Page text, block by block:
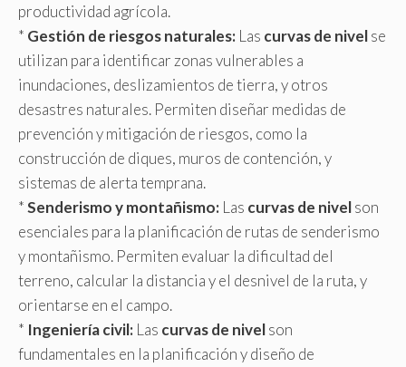
productividad agrícola.
* Gestión de riesgos naturales: Las curvas de nivelse
utilizan para identificar zonas vulnerables a
inundaciones, deslizamientos de tierra, y otros
desastres naturales. Permiten diseñar medidas de
prevención y mitigación de riesgos, como la
construcción de diques, muros de contención, y
sistemas de alerta temprana.
*Senderismo y montañismo: Las curvas de nivelson
esenciales para la planificación de rutas de senderismo
y montañismo. Permiten evaluar la dificultad del
terreno, calcular la distancia y el desnivel de la ruta, y
orientarse en el campo.
* Ingeniería civil: Las curvas de nivelson
fundamentales en la planificación y diseño de